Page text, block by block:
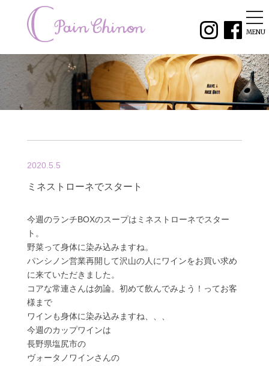
MENU
2020.5.5
ミネストローネでスタート
今週のランチBOXのスープはミネストローネでスター
ト。
野菜って身体に染み込みますね。
パンシノン営業再開して沢山の人にワインをお買い求め
に来ていただきました。
コアな常連さんは勿論。初めて飲んでみよう！ってお客
様まで
ワインも身体に染み込みますね、、、
今週のカップワインは
長野県塩尻市の
ヴォータノワインさんの